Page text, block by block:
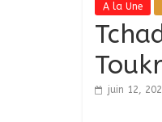
A la Une
juin 12,